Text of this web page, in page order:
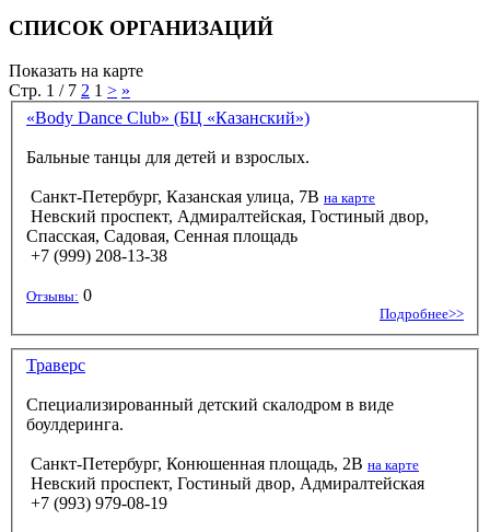
СПИСОК ОРГАНИЗАЦИЙ
Показать на карте
Стр. 1 / 7 2 1 > »
«Body Dance Club» (БЦ «Казанский»)
Бальные танцы для детей и взрослых.
Санкт-Петербург, Казанская улица, 7В на карте
Невский проспект, Адмиралтейская, Гостиный двор,
Спасская, Садовая, Сенная площадь
+7 (999) 208-13-38
Отзывы: 0
Подробнее>>
Траверс
Специализированный детский скалодром в виде
боулдеринга.
Санкт-Петербург, Конюшенная площадь, 2В на карте
Невский проспект, Гостиный двор, Адмиралтейская
+7 (993) 979-08-19